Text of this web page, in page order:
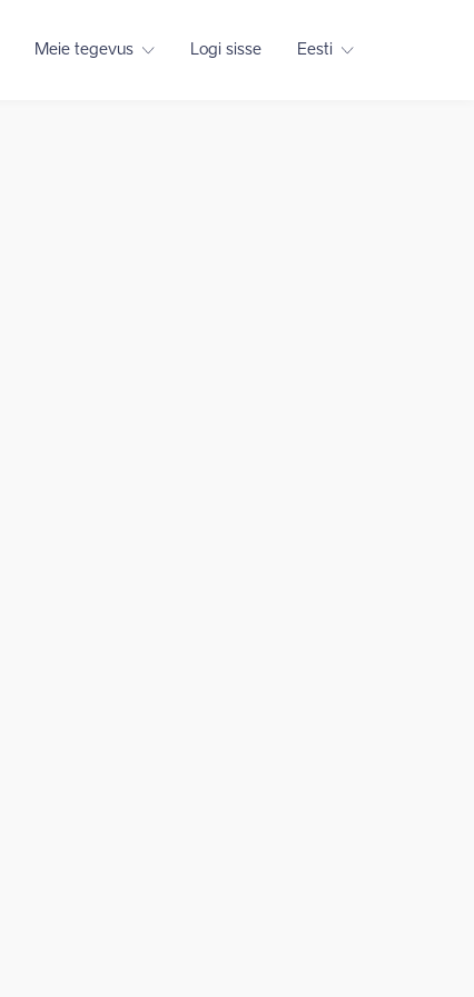
Meie tegevus Logi sisse Eesti